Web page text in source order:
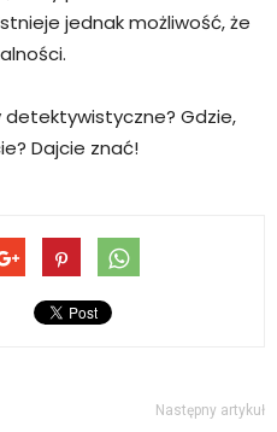
jednak możliwość, że
detektywistyczne? Gdzie,
Dajcie znać!
Następny artykuł